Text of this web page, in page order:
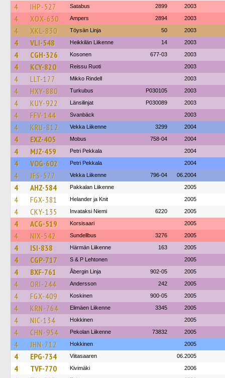
4 IHP-527 Satabus 2899 2003
4 XOX-630 Ampers 2894 2003
4 XKL-830 Töysän Linja 50 2003
4 VLI-548 Heikkilän Liikenne 14 2003
4 CGH-326 Kosonen 677-03 2003
4 KCY-820 Reissu Ruoti 2003
4 LLT-177 Mikko Rindell 2003
4 HXY-880 Turkubus P030105 2003
4 KUY-922 Länsilinjat P030089 2003
4 FFV-144 Svanbäck 2003
4 KRU-812 Vekka Liikenne 3299 2004
4 EXZ-405 Mobus 758-04 2004
4 MJZ-459 Petri Pekkala 2004
4 VOG-602 Petri Pekkala 2004
4 JFS-577 Vekka Liikenne 796-04 06.2004
4 AHZ-584 Pakkalan Liikenne 2005
4 FGX-381 Helander ja Knit 2005
4 CKY-135 Invataksi Niemi 6220 2005
4 ACG-519 Korsisaari 2005
4 NIX-542 Sundellbus 3276 2005
4 ISI-838 Härmän Liikenne 163 2005
4 CGP-717 S & P Lehtonen 2005
4 BXF-761 Åbergin Linja 902-05 2005
4 ORI-244 Andersson 242 2005
4 FGX-409 Koskinen 900-05 2005
4 KRN-764 Elimäen Liikenne 3345 2005
4 NIC-134 Hokkinen 2005
4 CHN-954 Pekolan Liikenne 73832 2005
4 JHN-712 Hokkinen 2005
4 EPG-734 Viitasaaren 06.2005
4 TVF-770 Kivimäki 2006